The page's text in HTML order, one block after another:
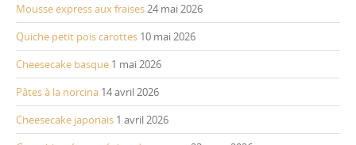
Mousse express aux fraises24 mai 2026
Quiche petit pois carottes 10 mai 2026
Cheesecake basque 1 mai 2026
Pâtes à la norcina 14 avril 2026
Cheesecake japonais 1 avril 2026